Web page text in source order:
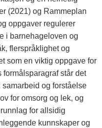
(2021) og Rammeplan
oppgaver regulerer
i barnehageloven og
flerspråklighet og
som en viktig oppgave for
står det
og forståelse
for omsorg og lek, og
for allsidig
kunnskaper og